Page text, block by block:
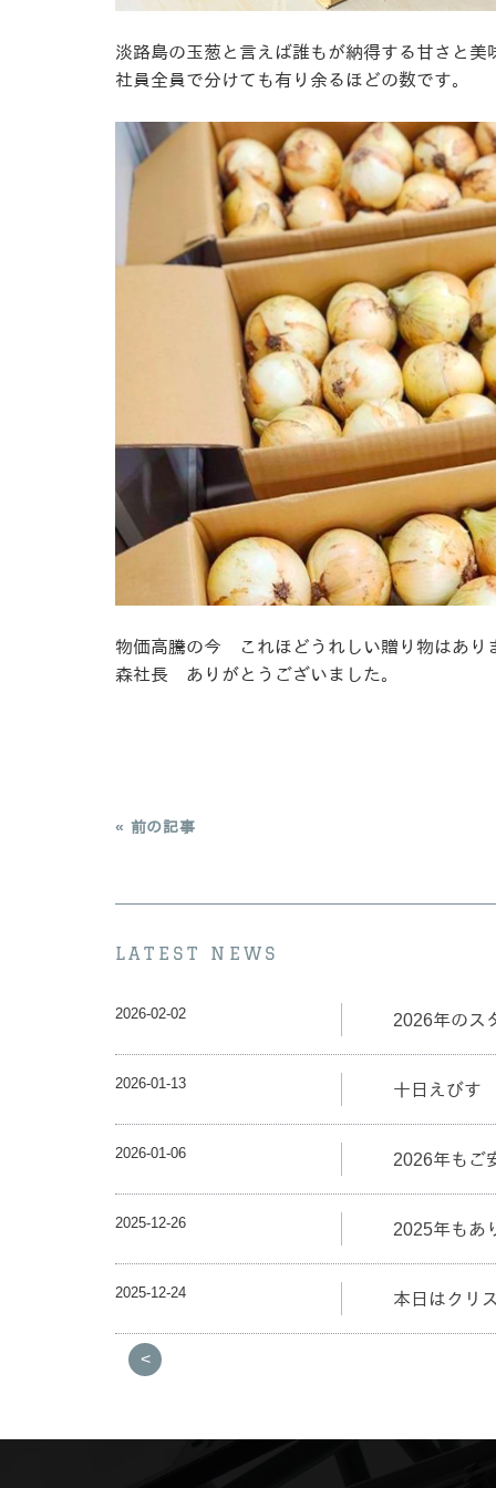
淡路島の玉葱と言えば誰もが納得する甘さと美
社員全員で分けても有り余るほどの数です。
物価高騰の今 これほどうれしい贈り物はあり
森社長 ありがとうございました。
« 前の記事
LATEST NEWS
2026-02-02 2026年のス
2026-01-13 十日えびす
2026-01-06 2026年もご
2025-12-26 2025年もあ
2025-12-24 本日はクリ
<